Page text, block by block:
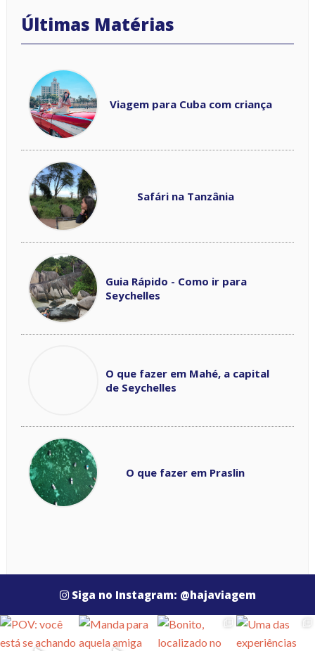
Viagem para Cuba com criança
Safári na Tanzânia
Guia Rápido - Como ir para
Seychelles
O que fazer em Mahé, a capital
de Seychelles
O que fazer em Praslin
Siga no Instagram: @hajaviagem